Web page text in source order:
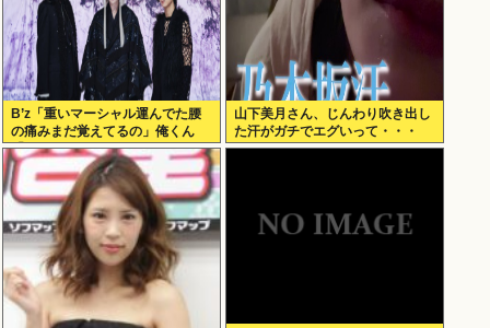
B’z「重いマーシャル運んでた腰
の痛みまだ覚えてるの」俺くん
「マーシャルって何？ 」
山下美月さん、じんわり吹き出し
た汗がガチでエグいって・・・